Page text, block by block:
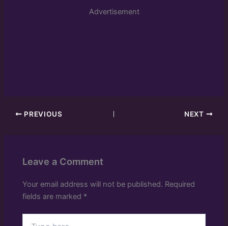
Advertisement
PREVIOUS NEXT
Leave a Comment
Your email address will not be published. Required
fields are marked *